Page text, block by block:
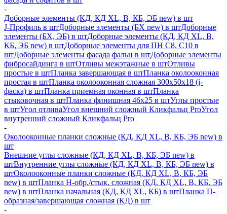
-
Доборные элементы (КД, КД XL, В, КБ, ЭБ new) в шт
J-Профиль в штДоборные элементы (БХ new) в штДоборные
элементы (БХ, ЭБ) в штДоборные элементы (КД, КД XL, В,
КБ, ЭБ new) в штДоборные элементы для ПН С8, С10 в
штДоборные элементы фасада фальц в штДоборные элементы
фибросайдинга в штОтливы межэтажные в штОтливы
простые в штПланка завершающая в штПланка околооконная
простая в штПланка околооконная сложная 300х50х18 (j-
фаска) в штПланка приемная оконная в штПланка
стыковочная в штПланка финишная 46х25 в штУглы простые
в штУгол отливаУгол внешний сложный Кликфальц ProУгол
внутренний сложный Кликфальц Pro
-
Околооконные планки сложные (КД, КД XL, В, КБ, ЭБ new) в
шт
Внешние углы сложные (КД, КД XL, В, КБ, ЭБ new) в
штВнутренние углы сложные (КД, КД XL, В, КБ, ЭБ new) в
штОколооконные планки сложные (КД, КД XL, В, КБ, ЭБ
new) в штПланка H-обр./стык. сложная (КД, КД XL, В, КБ, ЭБ
new) в штПланка начальная (КД, КД XL, КБ) в штПланка П-
образная/завершающая сложная (КД) в шт
-